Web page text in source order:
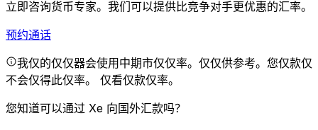
立即咨询货币专家。 我们可以提供比竞争对手更优惠的汇率。
预约通话
我仅的仅仅器会使用中期市仅仅率。仅仅供参考。您仅款仅
不会仅得此仅率。 仅看仅款仅率。
您知道可以通过 Xe 向国外汇款吗？